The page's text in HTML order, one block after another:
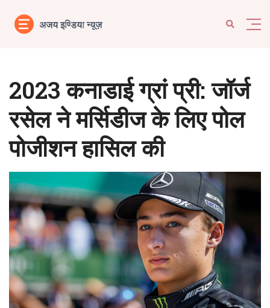
2023 कनाडाई ग्रां प्री: जॉर्ज
रसेल ने मर्सिडीज के लिए पोल
पोजीशन हासिल की